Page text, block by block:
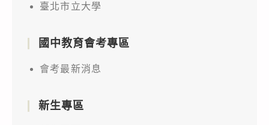
臺北市立大學
國中教育會考專區
會考最新消息
新生專區